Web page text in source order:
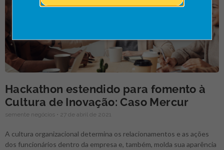
Hackathon estendido para fomento à
Cultura de Inovação: Caso Mercur
semente negócios 27 de abril de 2021
A cultura organizacional determina os relacionamentos e as ações
dos funcionários dentro da empresa e, também, molda sua aparência